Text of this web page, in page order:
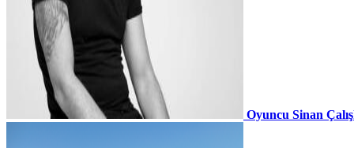
Oyuncu Sinan